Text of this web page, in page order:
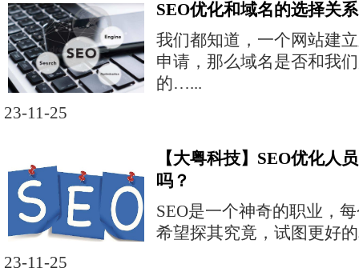
SEO优化和域名的选择关系
我们都知道，一个网站建
申请，那么域名是否和我
的…...
23-11-25
【大粤科技】SEO优化人
吗？
SEO是一个神奇的职业，
希望探其究竟，试图更好
23-11-25